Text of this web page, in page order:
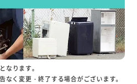
ります。
く変更・終了する場合がございます。